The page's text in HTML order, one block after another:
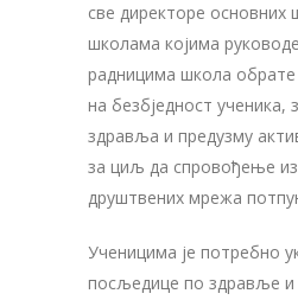
све директоре основних
школама којима
радницима школа
на безбједност
здравља и предузму
за циљ да спровођење
друштвених мрежа
Ученицима је потребно
посљедице по здравље и